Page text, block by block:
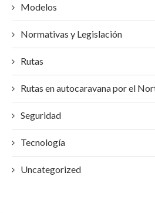
Modelos
Normativas y Legislación
Rutas
Rutas en autocaravana por el
Seguridad
Tecnología
Uncategorized